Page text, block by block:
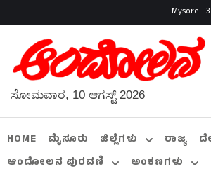
Mysore
ಸೋಮವಾರ, 10 ಆಗಸ್ಟ್ 2026
HOME ಮೈಸೂರು ಜಿಲ್ಲೆಗಳು ರಾಜ್ಯ
ಆಂದೋಲನ ಪುರವಣಿ
ಅಂಕಣಗಳು